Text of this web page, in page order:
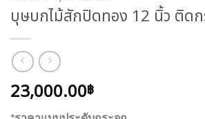
บุษบกไม้สักปิดทอง 12 นิ้ว ติดก
23,000.00฿